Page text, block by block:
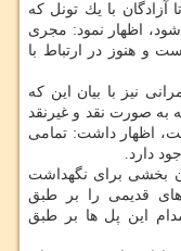
با یك تونل كه
شود، اظهار نمود: مجری
و هنوز در ارتباط با
نیز با بیان این كه
تومان بودجه به صورت نقد و غیرنقد
اظهار داشت: تمامی
دارد.
۱۱۳۰ میلیارد تومان بخشی برای نگهداشت
قدیمی را بر طبق
این پل ها بر طبق